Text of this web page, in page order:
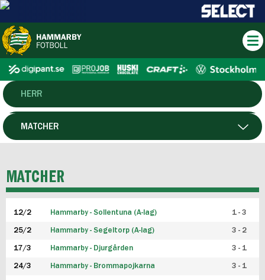
HERR
DAM
P19
F19
FUTSAL HERR
MATCHER
MATCHER
12/2 Hammarby - Sollentuna (A-lag) 1 - 3
25/2 Hammarby - Segeltorp (A-lag) 3 - 2
17/3 Hammarby - Djurgården 3 - 1
24/3 Hammarby - Brommapojkarna 3 - 1